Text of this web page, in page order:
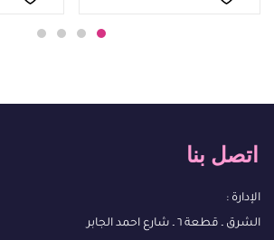
اتصل بنا
الإدارة :
الشرق ـ قطعة ٦ ـ شارع احمد الجابر